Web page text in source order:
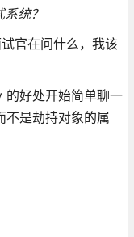
统？
官在问什么，我该
好处开始简单聊一
是劫持对象的属